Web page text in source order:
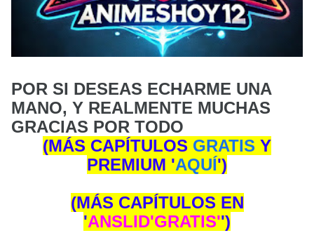
POR SI DESEAS ECHARME UNA
MANO, Y REALMENTE MUCHAS
GRACIAS POR TODO
(MÁS CAPÍTULOS GRATIS Y
PREMIUM 'AQUÍ')
(MÁS CAPÍTULOS EN
'ANSLID'GRATIS'')